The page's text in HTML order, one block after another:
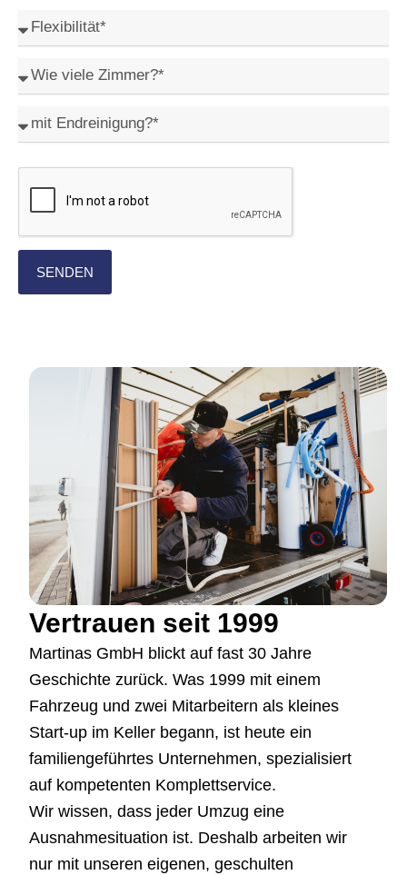
SENDEN
Vertrauen seit 1999
Martinas GmbH blickt auf fast 30 Jahre
Geschichte zurück. Was 1999 mit einem
Fahrzeug und zwei Mitarbeitern als kleines
Start-up im Keller begann, ist heute ein
familiengeführtes Unternehmen, spezialisiert
auf kompetenten Komplettservice.
Wir wissen, dass jeder Umzug eine
Ausnahmesituation ist. Deshalb arbeiten wir
nur mit unseren eigenen, geschulten